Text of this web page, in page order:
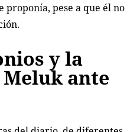
proponía, pese a que él no
y la
ante